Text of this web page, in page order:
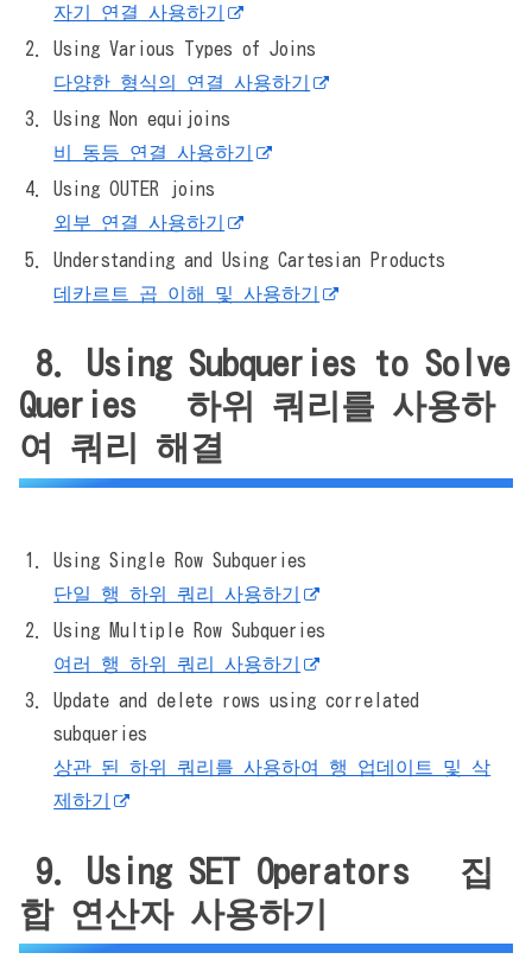
자기 연결 사용하기
Using Various Types of Joins
다양한 형식의 연결 사용하기
Using Non equijoins
비 동등 연결 사용하기
Using OUTER joins
외부 연결 사용하기
Understanding and Using Cartesian Products
데카르트 곱 이해 및 사용하기
8. Using Subqueries to Solve
Queries 하위 쿼리를 사용하
여 쿼리 해결
Using Single Row Subqueries
단일 행 하위 쿼리 사용하기
Using Multiple Row Subqueries
여러 행 하위 쿼리 사용하기
Update and delete rows using correlated
subqueries
상관 된 하위 쿼리를 사용하여 행 업데이트 및 삭
제하기
9. Using SET Operators 집
합 연산자 사용하기